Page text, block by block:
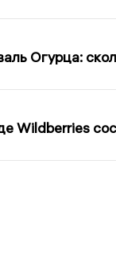
Огурца:
Wildberries